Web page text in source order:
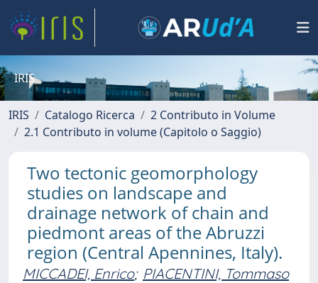
IRIS
IRIS Catalogo Ricerca
2 Contributo in Volume
2.1 Contributo in volume (Capitolo o Saggio)
Two tectonic geomorphology
studies on landscape and
drainage network of chain and
piedmont areas of the Abruzzi
region (Central Apennines, Italy).
MICCADEI, Enrico; PIACENTINI, Tommaso